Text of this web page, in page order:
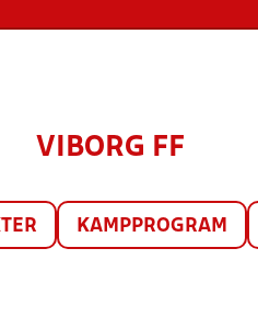
VIBORG FF
KAMPPROGRAM